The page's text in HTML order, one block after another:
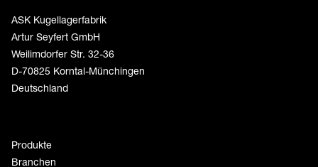
ASK Kugellagerfabrik
Artur Seyfert GmbH
Weilimdorfer Str. 32-36
D-70825 Korntal-Münchingen
Deutschland
Produkte
Branchen